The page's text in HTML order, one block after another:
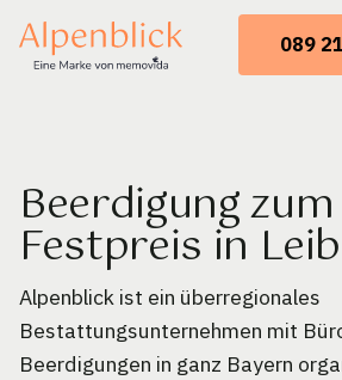
089
Beerdigung zum
Festpreis in
Alpenblick ist ein überregionales
Bestattungsunternehmen mit
Beerdigungen in ganz Bayern